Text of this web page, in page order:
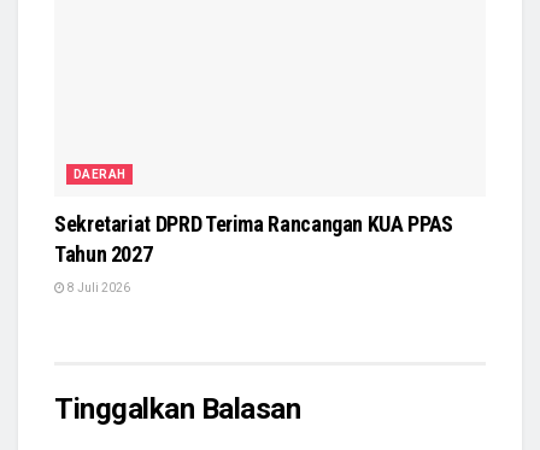
DAERAH
Sekretariat DPRD Terima Rancangan KUA PPAS
Tahun 2027
8 Juli 2026
Tinggalkan Balasan